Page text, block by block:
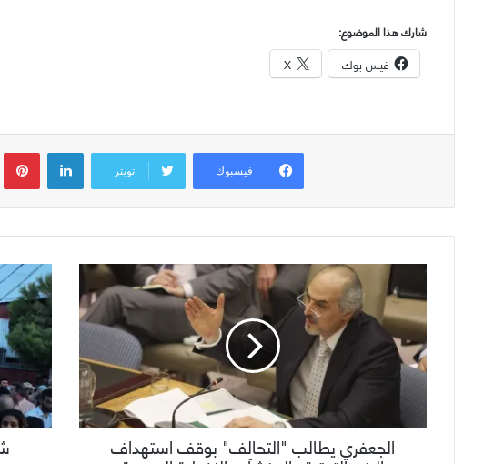
شارك هذا الموضوع:
فيس بوك X
فيسبوك تويتر
لينكدإن
الجعفري يطالب "التحالف" بوقف استهداف